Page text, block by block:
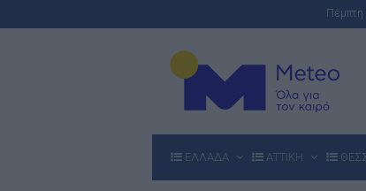
ΕΛΛΑΔΑ ΑΤΤΙΚΗ